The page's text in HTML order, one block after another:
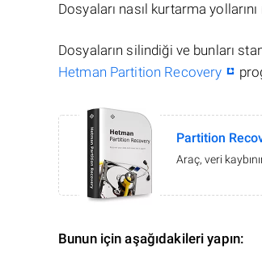
Dosyaları nasıl kurtarma yollarını
Dosyaların silindiği ve bunları
Hetman Partition Recovery
Partition
Araç, veri
Bunun için aşağıdakileri yapın: